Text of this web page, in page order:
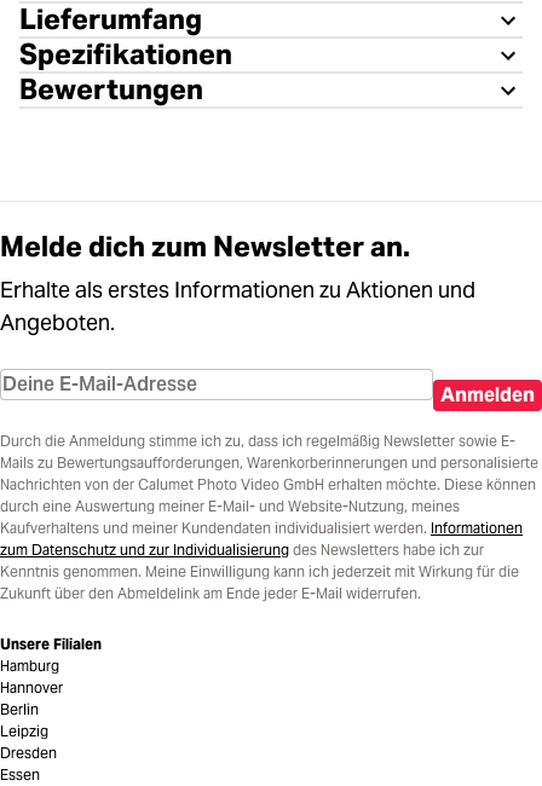
Lieferumfang
Spezifikationen
Bewertungen
Melde dich zum Newsletter an.
Erhalte als erstes Informationen zu Aktionen und
Angeboten.
Anmelden
Durch die Anmeldung stimme ich zu, dass ich regelmäßig Newsletter sowie E-
Mails zu Bewertungsaufforderungen, Warenkorberinnerungen und personalisierte
Nachrichten von der Calumet Photo Video GmbH erhalten möchte. Diese können
durch eine Auswertung meiner E-Mail- und Website-Nutzung, meines
Kaufverhaltens und meiner Kundendaten individualisiert werden. Informationen
zum Datenschutz und zur Individualisierung des Newsletters habe ich zur
Kenntnis genommen. Meine Einwilligung kann ich jederzeit mit Wirkung für die
Zukunft über den Abmeldelink am Ende jeder E-Mail widerrufen.
Unsere Filialen
Hamburg
Hannover
Berlin
Leipzig
Dresden
Essen